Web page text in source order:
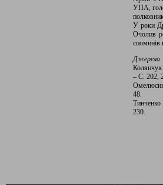
УПА,
У роки
Очолив
споминів
Джерела
Колянчук
– С. 202,
48.
230.